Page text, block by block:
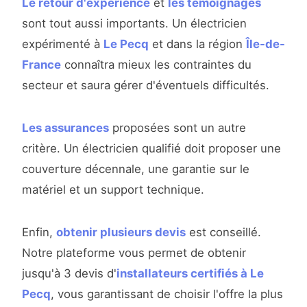
Le retour d'expérience et les témoignages
sont tout aussi importants. Un électricien
expérimenté à Le Pecq et dans la région Île-de-
France connaîtra mieux les contraintes du
secteur et saura gérer d'éventuels difficultés.
Les assurances proposées sont un autre
critère. Un électricien qualifié doit proposer une
couverture décennale, une garantie sur le
matériel et un support technique.
Enfin, obtenir plusieurs devis est conseillé.
Notre plateforme vous permet de obtenir
jusqu'à 3 devis d'installateurs certifiés à Le
Pecq, vous garantissant de choisir l'offre la plus